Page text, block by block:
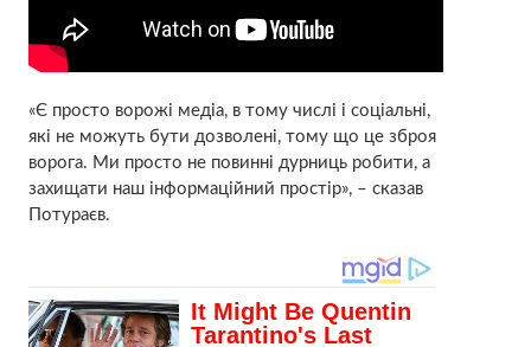
«Є просто ворожі медіа, в тому числі і соціальні,
які не можуть бути дозволені, тому що це зброя
ворога. Ми просто не повинні дурниць робити, а
захищати наш інформаційний простір», – сказав
Потураєв.